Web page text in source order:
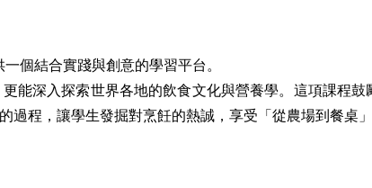
個結合實踐與創意的學習平台。
能深入探索世界各地的飲食文化與營養學。這項課程
程，讓學生發掘對烹飪的熱誠，享受「從農場到餐桌」